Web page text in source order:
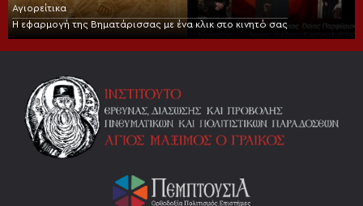
Αγιορείτικα
Η εφαρμογή της Βηματάρισσας με ένα κλικ στο κινητό σας